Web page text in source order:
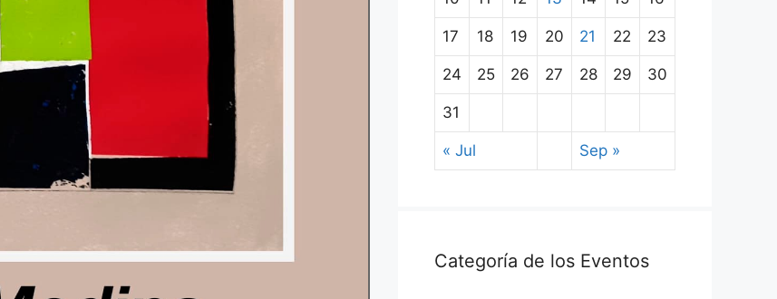
17 18 19 20 21 22 23
24 25 26 27 28 29 30
31
« Jul Sep »
Categoría de los Eventos